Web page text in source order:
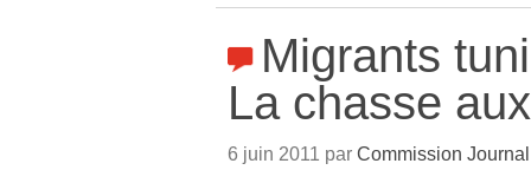
Migrants
La chasse
6 juin 2011 par Commission Journal